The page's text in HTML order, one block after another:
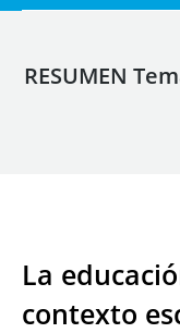
RESUMEN
La
contexto